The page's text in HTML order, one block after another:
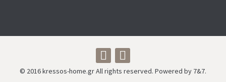
© 2016 kressos-home.gr All rights reserved. Powered by 7&7.